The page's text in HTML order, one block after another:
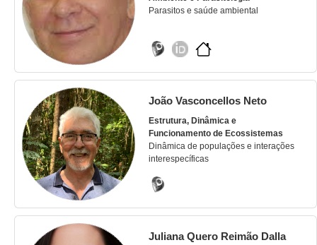
Parasitos e saúde ambiental
João Vasconcellos Neto
Estrutura, Dinâmica e
Funcionamento de Ecossistemas
Dinâmica de populações e interações
interespecíficas
Juliana Quero Reimão Dalla